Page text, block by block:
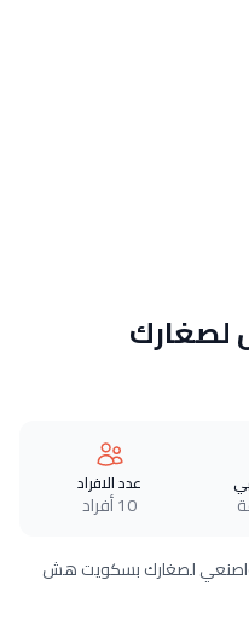
عدد الافراد
10 أفراد
واصنعي لصغارك بسكويت هش